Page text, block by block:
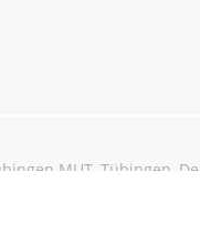
MUT, Tübingen,